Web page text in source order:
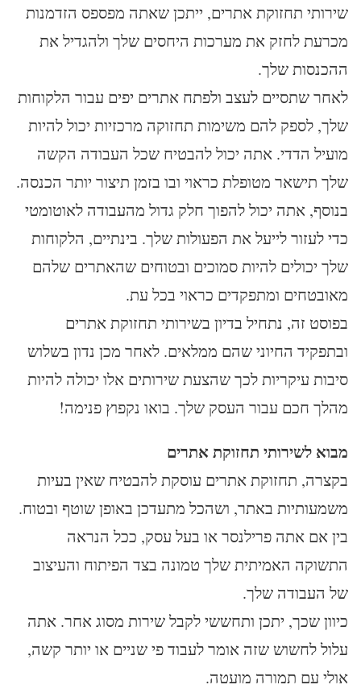
שירותי תחזוקת אתרים, ייתכן שאתה מפספס הזדמנות
מכרעת לחזק את מערכות היחסים שלך ולהגדיל את
ההכנסות שלך.
לאחר שתסיים לעצב ולפתח אתרים יפים עבור הלקוחות
שלך, לספק להם משימות תחזוקה מרכזיות יכול להיות
מועיל הדדי. אתה יכול להבטיח שכל העבודה הקשה
שלך תישאר מטופלת כראוי ובו בזמן תיצור יותר הכנסה.
בנוסף, אתה יכול להפוך חלק גדול מהעבודה לאוטומטי
כדי לעזור לייעל את הפעולות שלך. בינתיים, הלקוחות
שלך יכולים להיות סמוכים ובטוחים שהאתרים שלהם
מאובטחים ומתפקדים כראוי בכל עת.
בפוסט זה, נתחיל בדיון בשירותי תחזוקת אתרים
ובתפקיד החיוני שהם ממלאים. לאחר מכן נדון בשלוש
סיבות עיקריות לכך שהצעת שירותים אלו יכולה להיות
מהלך חכם עבור העסק שלך. בואו נקפוץ פנימה!
מבוא לשירותי תחזוקת אתרים
בקצרה, תחזוקת אתרים עוסקת להבטיח שאין בעיות
משמעותיות באתר, ושהכל מתעדכן באופן שוטף ובטוח.
בין אם אתה פרילנסר או בעל עסק, ככל הנראה
התשוקה האמיתית שלך טמונה בצד הפיתוח והעיצוב
של העבודה שלך.
כיוון שכך, יתכן ותחששי לקבל שירות מסוג אחר. אתה
עלול לחשוש שזה אומר לעבוד פי שניים או יותר קשה,
אולי עם תמורה מועטה.